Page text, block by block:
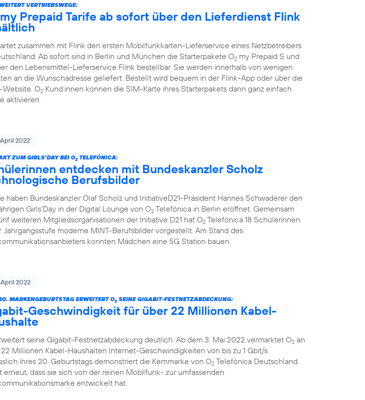
VERTRIEBSWEGE:
my Prepaid Tarife ab sofort über den Lieferdienst Flink
zusammen mit Flink den ersten Mobilfunkkarten-Lieferservice eines Netzbetreibers
Ab sofort sind in Berlin und München die Starterpakete O2 my Prepaid S und
den Lebensmittel-Lieferservice Flink bestellbar. Sie werden innerhalb von wenigen
an die Wunschadresse geliefert. Bestellt wird bequem in der Flink-App oder über die
Website. O2 Kund:innen können die SIM-Karte ihres Starterpakets dann ganz einfach
aktivieren.
2022
ZUM GIRLS’DAY BEI O2 TELEFÓNICA:
entdecken mit Bundeskanzler Scholz
Berufsbilder
haben Bundeskanzler Olaf Scholz und InitiativeD21-Präsident Hannes Schwaderer den
Girls‘Day in der Digital Lounge von O2 Telefónica in Berlin eröffnet. Gemeinsam
weiteren Mitgliedsorganisationen der Initiative D21 hat O2 Telefónica 18 Schülerinnen
Jahrgangsstufe moderne MINT-Berufsbilder vorgestellt. Am Stand des
konnten Mädchen eine 5G Station bauen.
April 2022
MARKENGEBURTSTAG ERWEITERT O2 SEINE GIGABIT-FESTNETZABDECKUNG:
Geschwindigkeit für über 22 Millionen Kabel-
seine Gigabit-Festnetzabdeckung deutlich: Ab dem 3. Mai 2022 vermarktet O2 an
Millionen Kabel-Haushalten Internet-Geschwindigkeiten von bis zu 1 Gbit/s.
ihres 20. Geburtstags demonstriert die Kernmarke von O2 Telefónica Deutschland
erneut, dass sie sich von der reinen Mobilfunk- zur umfassenden
entwickelt hat.